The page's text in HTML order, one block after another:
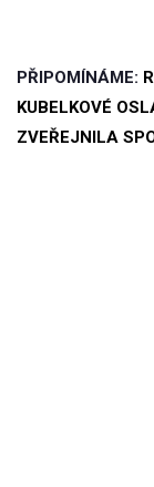
PŘIPOMÍNÁME:
KUBELKOVÉ
ZVEŘEJNILA